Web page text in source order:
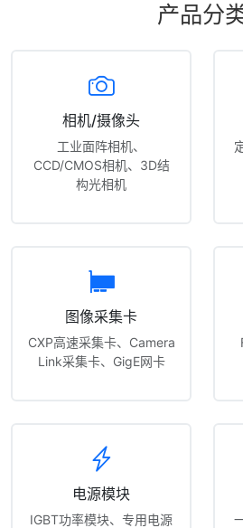
产品分
相机/摄像头
工业面阵相机、
CCD/CMOS相机、3D结
构光相机
图像采集卡
CXP高速采集卡、Camera
Link采集卡、GigE网卡
电源模块
IGBT功率模块、专用电源